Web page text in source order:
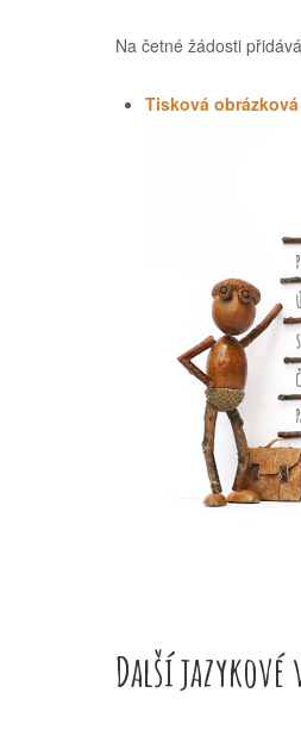
Na četné žádosti
Tisková
Další jazykové